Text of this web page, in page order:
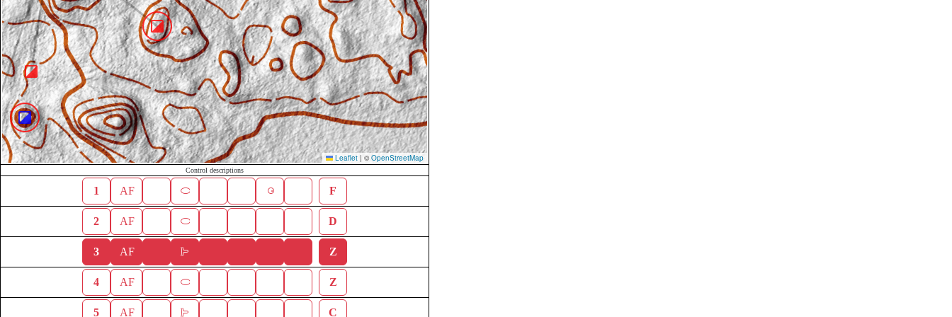
Leaflet | © OpenStreetMap
Control descriptions
1 AF F
2 AF D
3 AF Z
4 AF Z
5 AF C